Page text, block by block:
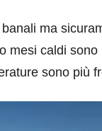
ma
mesi caldi
sono più